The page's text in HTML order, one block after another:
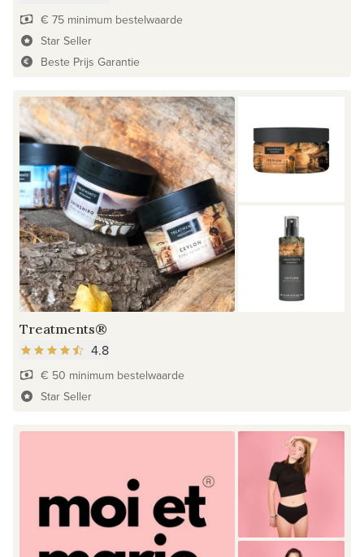
€ 75 minimum bestelwaarde
Star Seller
Beste Prijs Garantie
Treatments®
4.8
€ 50 minimum bestelwaarde
Star Seller